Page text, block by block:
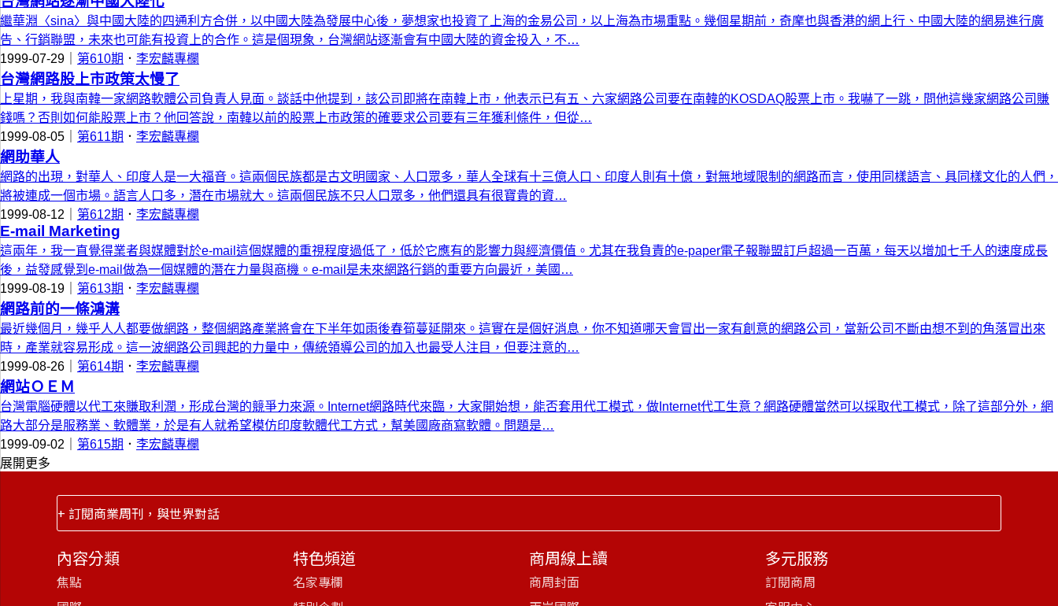
繼華淵〈sina〉與中國大陸的四通利方合併，以中國大陸為發展中心後，夢想家也投資了上海的金易公司，以上海為市場重點。幾個星期前，奇摩也與香港的網上行、中國大陸的網易進行廣
告、行銷聯盟，未來也可能有投資上的合作。這是個現象，台灣網站逐漸會有中國大陸的資金投入，不…
1999-07-29｜ 第610期 ． 李宏麟專欄
台灣網路股上市政策太慢了
上星期，我與南韓一家網路軟體公司負責人見面。談話中他提到，該公司即將在南韓上市，他表示已有五、六家網路公司要在南韓的KOSDAQ股票上市。我嚇了一跳，問他這幾家網路公司賺
錢嗎？否則如何能股票上市？他回答說，南韓以前的股票上市政策的確要求公司要有三年獲利條件，但從…
1999-08-05｜ 第611期 ． 李宏麟專欄
網助華人
網路的出現，對華人、印度人是一大福音。這兩個民族都是古文明國家、人口眾多，華人全球有十三億人口、印度人則有十億，對無地域限制的網路而言，使用同樣語言、具同樣文化的人們，
將被連成一個市場。語言人口多，潛在市場就大。這兩個民族不只人口眾多，他們還具有很寶貴的資…
1999-08-12｜ 第612期 ． 李宏麟專欄
E-mail Marketing
這兩年，我一直覺得業者與媒體對於e-mail這個媒體的重視程度過低了，低於它應有的影響力與經濟價值。尤其在我負責的e-paper電子報聯盟訂戶超過一百萬，每天以增加七千人的速度成長
後，益發感覺到e-mail做為一個媒體的潛在力量與商機。e-mail是未來網路行銷的重要方向最近，美國…
1999-08-19｜ 第613期 ． 李宏麟專欄
網路前的一條鴻溝
最近幾個月，幾乎人人都要做網路，整個網路產業將會在下半年如雨後春筍蔓延開來。這實在是個好消息，你不知道哪天會冒出一家有創意的網路公司，當新公司不斷由想不到的角落冒出來
時，產業就容易形成。這一波網路公司興起的力量中，傳統領導公司的加入也最受人注目，但要注意的…
1999-08-26｜ 第614期 ． 李宏麟專欄
網站ＯＥＭ
台灣電腦硬體以代工來賺取利潤，形成台灣的競爭力來源。Internet網路時代來臨，大家開始想，能否套用代工模式，做Internet代工生意？網路硬體當然可以採取代工模式，除了這部分外，網
路大部分是服務業、軟體業，於是有人就希望模仿印度軟體代工方式，幫美國廠商寫軟體。問題是…
1999-09-02｜ 第615期 ． 李宏麟專欄
展開更多
+ 訂閱商業周刊，與世界對話
內容分類
焦點
特色頻道
名家專欄
商周線上讀
商周封面
多元服務
訂閱商周